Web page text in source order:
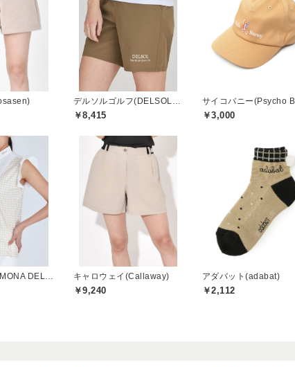
￥8,415 ￥3,000
キャロウェイ(Callaway)
￥9,240
アダバット(adabat)
￥2,112